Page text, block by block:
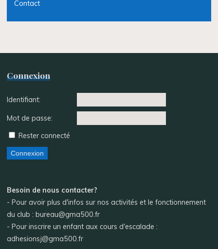
Contact
Connexion
Identifiant:
Mot de passe:
Rester connecté
Connexion
Besoin de nous contacter?
- Pour avoir plus d'infos sur nos activités et le fonctionnement
du club : bureau@gma500.fr
- Pour inscrire un enfant aux cours d'escalade :
adhesionsj@gma500.fr